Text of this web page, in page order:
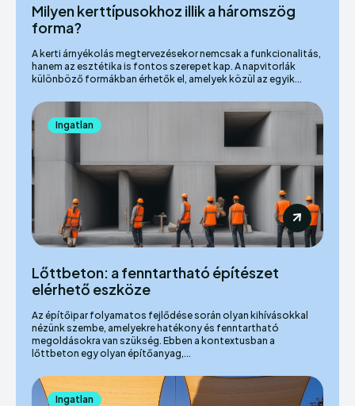
Milyen kerttípusokhoz illik a háromszög
forma?
A kerti árnyékolás megtervezésekor nemcsak a funkcionalitás,
hanem az esztétika is fontos szerepet kap. A napvitorlák
különböző formákban érhetők el, amelyek közül az egyik...
Ingatlan
Lőttbeton: a fenntartható építészet
elérhető eszköze
Az építőipar folyamatos fejlődése során olyan kihívásokkal
nézünk szembe, amelyekre hatékony és fenntartható
megoldásokra van szükség. Ebben a kontextusban a
lőttbeton egy olyan építőanyag,...
Ingatlan